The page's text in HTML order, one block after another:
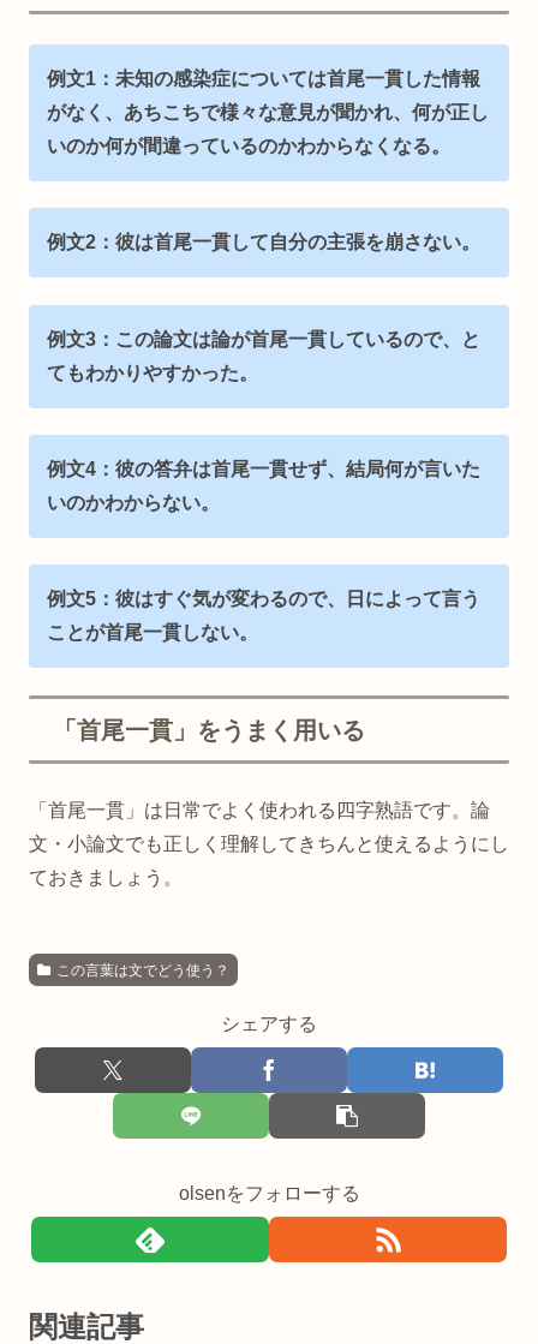
例文1：未知の感染症については首尾一貫した情報
がなく、あちこちで様々な意見が聞かれ、何が正し
いのか何が間違っているのかわからなくなる。
例文2：彼は首尾一貫して自分の主張を崩さない。
例文3：この論文は論が首尾一貫しているので、と
てもわかりやすかった。
例文4：彼の答弁は首尾一貫せず、結局何が言いた
いのかわからない。
例文5：彼はすぐ気が変わるので、日によって言う
ことが首尾一貫しない。
「首尾一貫」をうまく用いる
「首尾一貫」は日常でよく使われる四字熟語です。論
文・小論文でも正しく理解してきちんと使えるようにし
ておきましょう。
この言葉は文でどう使う？
シェアする
olsenをフォローする
関連記事